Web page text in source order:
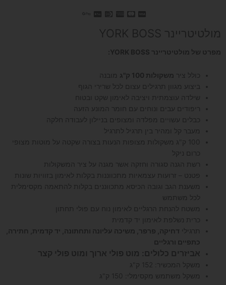
מולטיטריינר YORK BOSS
מפרט של מולטיטריינר YORK BOSS:
כולל ציר משקולות 100 ק"ג
מובנה
ביצוע מגוון תרגילים עצום לכל שרירי הגוף
שילדה עוצמתית ויציבה לאימון שקט ובטוח
ריפודים עבים ונוחים עם חומר המונע הזעה
כבלים עשויים מפלדה ומצופים בניילון לעבודה חלקה
מעבר קל ומהיר בין תרגיל לתרגיל
100 ק"ג משקולות מצופות הנעות בצורה שקטה על מוטות מצופי
כרום ניקל
רשת הגנה סגורה וחזקה אשר מגנה על ציר המשקולות
פטנט – זרועות עצמאיות מתכווננות בקלות לאימון בזוויות שונות
משענת הגב וגובה הכיסא מתכווננים בקלות להתאמה מקסימלית
לכל משתמש
משטח להנחת הרגליים לאימון נוח עם פולי תחתון
כרית נשלפת לאימון יד קדמית
תרגילי דחיקה, פרפר, משיכה עליונה ותחתונה, יד קדמית, חתירה,
כתפיים ורגליים
אביזרים כלולים: מוט פולי ארוך ומוט פולי קצר
משקל המכשיר: 152 ק"ג
משקל משתמש מקסימלי: 150 ק"ג